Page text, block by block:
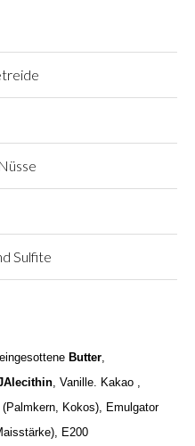
Sulfite
Butter,
, Vanille. Kakao ,
Kokos), Emulgator
E200